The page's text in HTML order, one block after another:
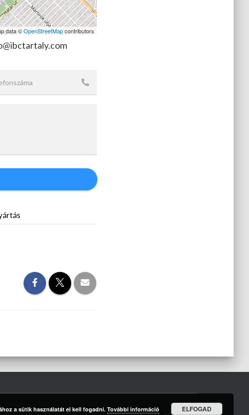
data ©OpenStreetMapcontributors
a sütik használatát el kell fogadni.További információ ELFOGAD